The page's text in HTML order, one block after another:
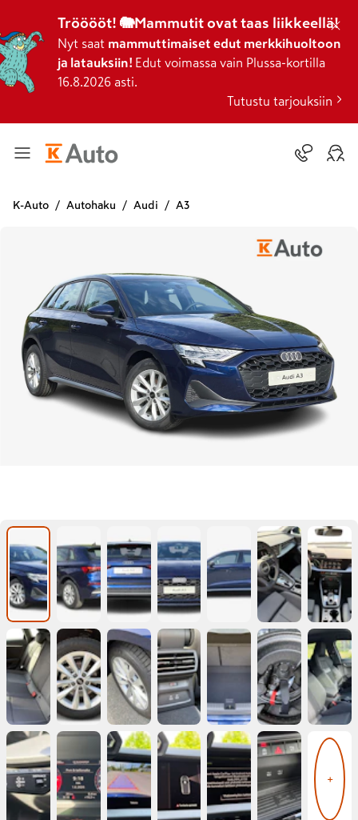
Trööööt! 🐘Mammutit ovat taas liikkeellä!
Nyt saat mammuttimaiset edut merkkihuoltoon
ja latauksiin! Edut voimassa vain Plussa-kortilla
16.8.2026 asti.
Tutustu tarjouksiin
K-Auto Autohaku Audi A3
+